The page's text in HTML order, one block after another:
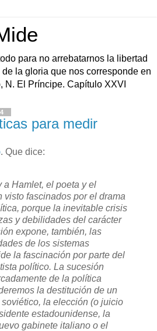
para no arrebatarnos la libertad
la gloria que nos corresponde en
N. El Príncipe. Capítulo XXVI
para medir
. Que dice:
a Hamlet, el poeta y el
visto fascinados por el drama
porque la inevitable crisis
y debilidades del carácter
expone, también, las
de los sistemas
la fascinación por parte del
político. La sucesión
de la política
la destitución de un
la elección (o juicio
estadounidense, la
gabinete italiano o el